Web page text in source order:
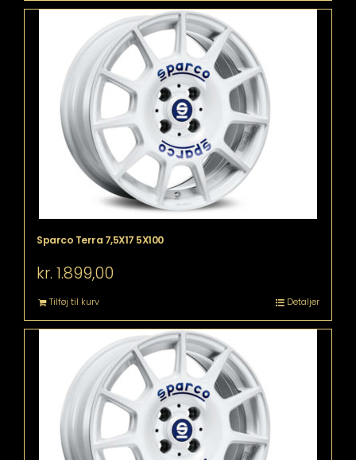
Sparco Terra 7,5X17 5X100
kr. 1.899,00
Tilføj til kurv Detaljer